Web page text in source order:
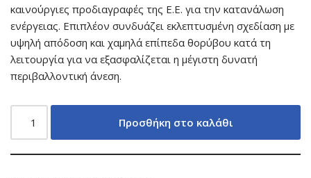
καινούργιες προδιαγραφές της Ε.Ε. για την κατανάλωση
ενέργειας. Επιπλέον συνδυάζει εκλεπτυσμένη σχεδίαση με
υψηλή απόδοση και χαμηλά επίπεδα θορύβου κατά τη
λειτουργία για να εξασφαλίζεται η μέγιστη δυνατή
περιβαλλοντική άνεση.
Προσθήκη στο καλάθι